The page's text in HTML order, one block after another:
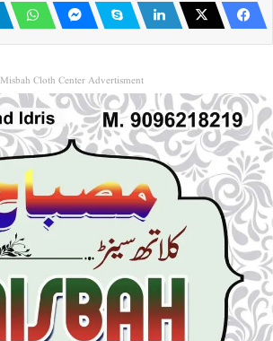
Misbah Cloth Center Advertisment